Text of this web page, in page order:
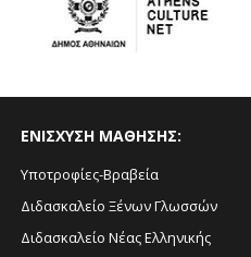
ΕΝΙΣΧΥΣΗ ΜΑΘΗΣΗΣ:
Υποτροφίες-Βραβεία
Διδασκαλείο Ξένων Γλωσσών
Διδασκαλείο Νέας Ελληνικής